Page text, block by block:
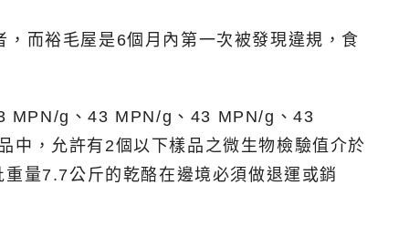
而裕毛屋是6個月內第一次被發現違規，食
MPN/g、43 MPN/g、43 MPN/g、43
中，允許有2個以下樣品之微生物檢驗值介於
量7.7公斤的乾酪在邊境必須做退運或銷